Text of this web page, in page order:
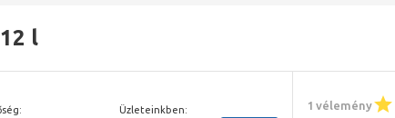
l
Üzleteinkben: 1 vélemény